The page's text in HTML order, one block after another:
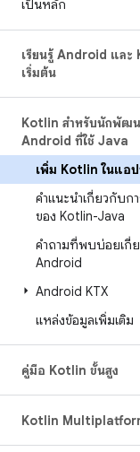
เป็นหลัก
เรียนรู้ Android แล
เริ่มต้น
Kotlin สําหรับนักพัฒ
Android ที่ใช้ Java
เพิ่ม Kotlin ในแอ
คำแนะนำเกี่ยวกับก
ของ Kotlin-Java
คำถามที่พบบ่อยเกี่
Android
Android KTX
แหล่งข้อมูลเพิ่มเติม
คู่มือ Kotlin ขั้นสูง
Kotlin